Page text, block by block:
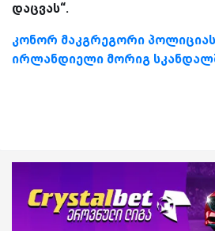
დაცვას“.
კონორ მაკგრეგორი
ირლანდიელი მორიგ